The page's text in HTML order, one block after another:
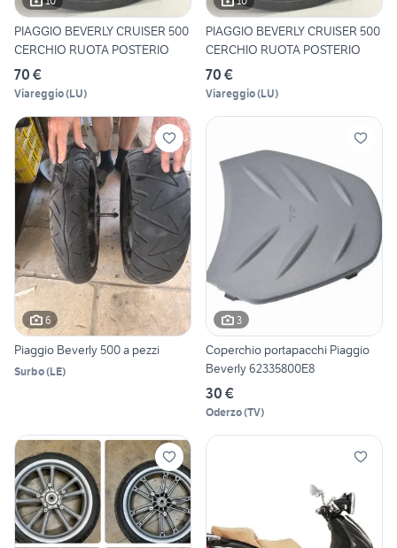
PIAGGIO BEVERLY CRUISER 500
CERCHIO RUOTA POSTERIO
70 €
Viareggio(LU)
PIAGGIO BEVERLY CRUISER 500
CERCHIO RUOTA POSTERIO
70 €
Viareggio(LU)
6
Piaggio Beverly 500 a pezzi
Surbo(LE)
3
Coperchio portapacchi Piaggio
Beverly 62335800E8
30 €
Oderzo(TV)